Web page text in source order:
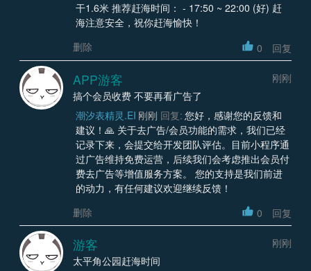
干1.6米 推荐赶海时间： - 17:50 ~ 22:00 (好) 赶
海注意安全，祝你赶海愉快！
删除
0 回复
APP游客
刚刚
搞个会员收费 不要再看广告了
潮汐表精灵.EI 刚刚 回复: 您好，感谢您的反馈和
建议！🙏 关于去广告/会员功能的需求，我们已经
记录下来，会提交给开发团队评估。目前小程序通
过广告维持免费运营，后续我们会考虑推出会员付
费去广告等增值服务方案。 您的支持是我们前进
的动力，有任何建议欢迎继续反馈！
删除
0 回复
游客
刚刚
太平角公园赶海时间